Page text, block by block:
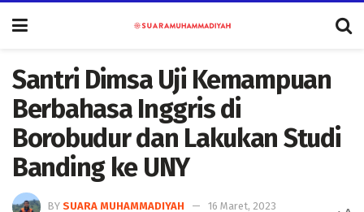
Santri Dimsa Uji Kemampuan
Berbahasa Inggris di
Borobudur dan Lakukan Studi
Banding ke UNY
BY SUARA MUHAMMADIYAH
16 Maret, 2023